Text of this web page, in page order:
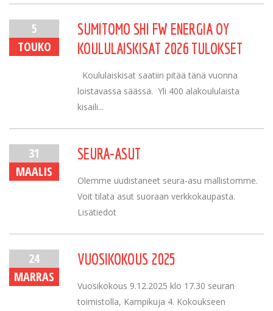
5
TOUKO
SUMITOMO SHI FW ENERGIA OY
KOULULAISKISAT 2026 TULOKSET
Koululaiskisat saatiin pitää tänä vuonna
loistavassa säässä. Yli 400 alakoululaista
kisaili...
31
MAALIS
SEURA-ASUT
Olemme uudistaneet seura-asu mallistomme.
Voit tilata asut suoraan verkkokaupasta.
Lisätiedot
24
MARRAS
VUOSIKOKOUS 2025
Vuosikokous 9.12.2025 klo 17.30 seuran
toimistolla, Kampikuja 4. Kokoukseen